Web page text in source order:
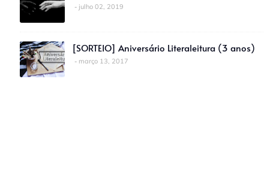
julho 02, 2019
[SORTEIO] Aniversário Literaleitura (3 anos)
março 13, 2017